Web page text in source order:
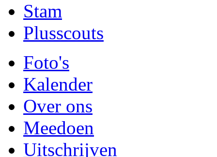
Stam
Plusscouts
Foto's
Kalender
Over ons
Meedoen
Uitschrijven